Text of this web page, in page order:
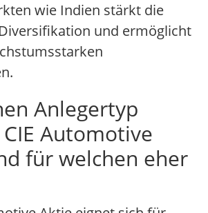
wie Indien stärkt die
und ermöglicht
Anlegertyp
Automotive
für welchen eher